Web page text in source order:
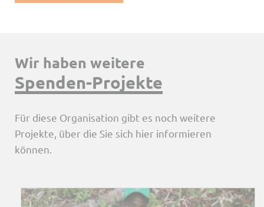
Wir haben weitere
Spenden-Projekte
Für diese Organisation gibt es noch weitere
Projekte, über die Sie sich hier informieren
können.